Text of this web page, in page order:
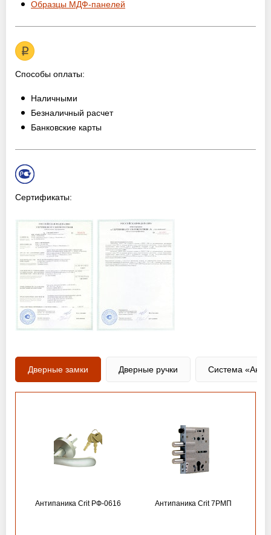
Образцы МДФ-панелей
Способы оплаты:
Наличными
Безналичный расчет
Банковские карты
Сертификаты:
Дверные замки Дверные ручки Система
Антипаника Crit РФ-0616 Антипаника Crit 7РМП